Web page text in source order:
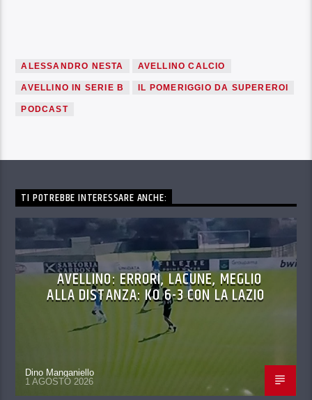
ALESSANDRO NESTA AVELLINO CALCIO
AVELLINO IN SERIE B IL POMERIGGIO DA SUPEREROI
PODCAST
TI POTREBBE INTERESSARE ANCHE:
AVELLINO: ERRORI, LACUNE, MEGLIO
ALLA DISTANZA: KO 6-3 CON LA LAZIO
Dino Manganiello
1 AGOSTO 2026